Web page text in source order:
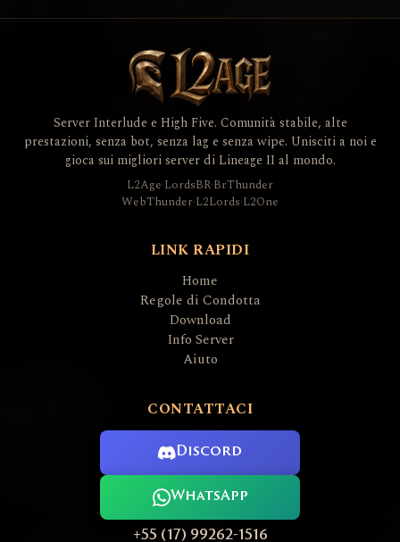
Server Interlude e High Five. Comunità stabile, alte
prestazioni, senza bot, senza lag e senza wipe. Unisciti a noi e
gioca sui migliori server di Lineage II al mondo.
L2Age·LordsBR·BrThunder
WebThunder·L2Lords·L2One
LINK RAPIDI
Home
Regole di Condotta
Download
Info Server
Aiuto
CONTATTACI
Discord
WhatsApp
+55 (17) 99262-1516